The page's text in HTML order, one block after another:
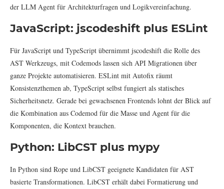
der LLM Agent für Architekturfragen und Logikvereinfachung.
JavaScript: jscodeshift plus ESLint
Für JavaScript und TypeScript übernimmt jscodeshift die Rolle des
AST Werkzeugs, mit Codemods lassen sich API Migrationen über
ganze Projekte automatisieren. ESLint mit Autofix räumt
Konsistenzthemen ab, TypeScript selbst fungiert als statisches
Sicherheitsnetz. Gerade bei gewachsenen Frontends lohnt der Blick auf
die Kombination aus Codemod für die Masse und Agent für die
Komponenten, die Kontext brauchen.
Python: LibCST plus mypy
In Python sind Rope und LibCST geeignete Kandidaten für AST
basierte Transformationen. LibCST erhält dabei Formatierung und